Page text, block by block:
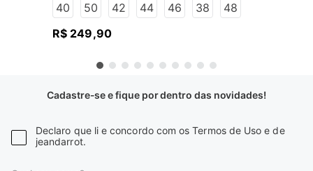
40 50 42 44 46 38
48
R$ 249,90
Cadastre-se e fique por dentro das novidades!
Declaro que li e concordo com os Termos de Uso e de
jeandarrot.